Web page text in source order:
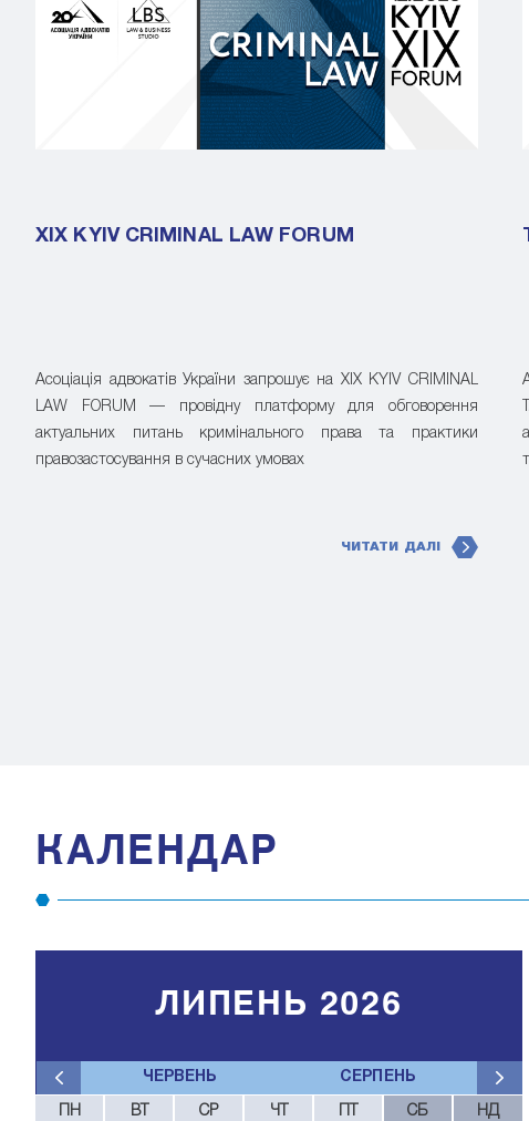
XIX KYIV CRIMINAL LAW FORUM
Асоціація адвокатів України запрошує на XIX KYIV CRIMINAL
LAW FORUM — провідну платформу для обговорення
актуальних питань кримінального права та практики
правозастосування в сучасних умовах
ЧИТАТИ ДАЛІ
КАЛЕНДАР
ЧЕРВЕНЬ СЕРПЕНЬ
ЛИПЕНЬ 2026
ПН ВТ СР ЧТ СБ НД